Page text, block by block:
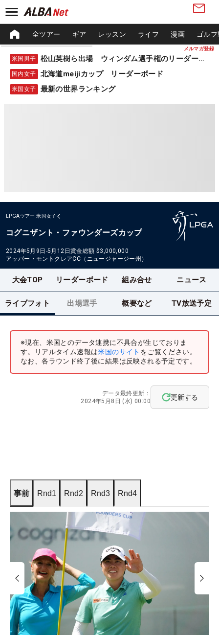
メルマガ登録
全ツアー ギア レッスン ライフ 漫画 ゴル
米国男子 松山英樹ら出場 ウィンダム選手権のリーダーボード
国内女子 北海道meijiカップ リーダーボード
米国女子 最新の世界ランキング
LPGAツアー 米国女子
コグニザント・ファウンダーズカップ
2024年5月9日-5月12日賞金総額 $3,000,000
アッパー・モントクレアCC（ニュージャージー州）
大会TOP リーダーボード 組み合せ ニュース
ライブフォト 出場選手 概要など TV放送予定
※現在、米国とのデータ連携に不具合が生じておりま
す。リアルタイム速報は米国のサイト をご覧ください。
なお、各ラウンド終了後に結果は反映される予定です。
データ最終更新：
2024年5月8日 (水) 00:00
更新する
事前 Rnd1 Rnd2 Rnd3 Rnd4